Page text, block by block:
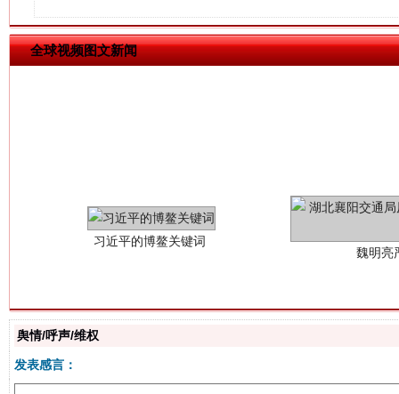
全球视频图文新闻
舆情/呼声/维权
发表感言：